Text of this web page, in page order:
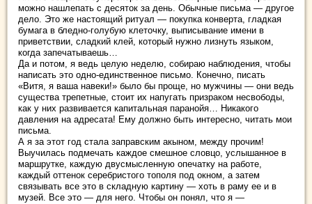
можно нашлепать с десяток за день. Обычные письма — другое
дело. Это же настоящий ритуал — покупка конверта, гладкая
бумага в бледно-голубую клеточку, выписывание имени в
приветствии, сладкий клей, который нужно лизнуть языком,
когда запечатываешь…
Да и потом, я ведь целую неделю, собираю наблюдения, чтобы
написать это одно-единственное письмо. Конечно, писать
«Витя, я ваша навеки!» было бы проще, но мужчины — они ведь
существа трепетные, стоит их напугать призраком несвободы,
как у них развивается капитальная паранойя… Никакого
давления на адресата! Ему должно быть интересно, читать мои
письма.
А я за этот год стала заправским акыном, между прочим!
Выучилась подмечать каждое смешное словцо, услышанное в
маршрутке, каждую двусмысленную опечатку на работе,
каждый оттенок серебристого тополя под окном, а затем
связывать все это в складную картину — хоть в раму ее и в
музей. Все это — для него. Чтобы он понял, что я —